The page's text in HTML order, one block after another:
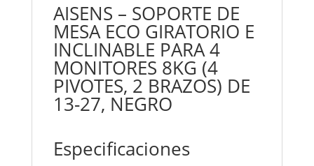
AISENS – SOPORTE DE
MESA ECO GIRATORIO E
INCLINABLE PARA 4
MONITORES 8KG (4
PIVOTES, 2 BRAZOS) DE
13-27, NEGRO
Especificaciones